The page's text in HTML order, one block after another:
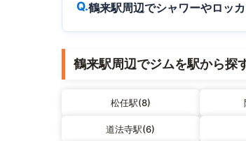
鶴来駅周辺でシャワーやロッ
鶴来駅周辺でジムを駅から探
松任駅(8)
道法寺駅(6)